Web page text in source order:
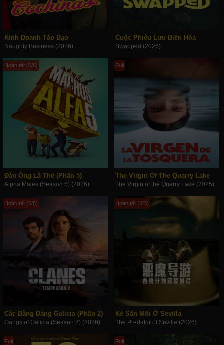
Kinh Doanh Táo Bạo
Naughty Business (2026)
Cuộc Phiêu Lưu Biến Hóa
Swapped (2026)
Hoàn tất (6/6)
Đàn Ông Là Thế (Phần 5)
Alpha Males (Season 5) (2026)
Full
The Virgin Of The Quarry Lake
The Virgin of the Quarry Lake (2025)
Hoàn tất (6/6)
Các Băng Đảng Galicia (Phần 2)
Gangs of Galicia (Season 2) (2026)
Hoàn tất (3/3)
Kẻ Săn Mồi Ở Sevilla
The Predator of Seville (2026)
Full Full